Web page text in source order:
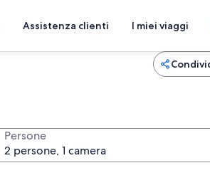
Assistenza clienti I miei viaggi
Persone